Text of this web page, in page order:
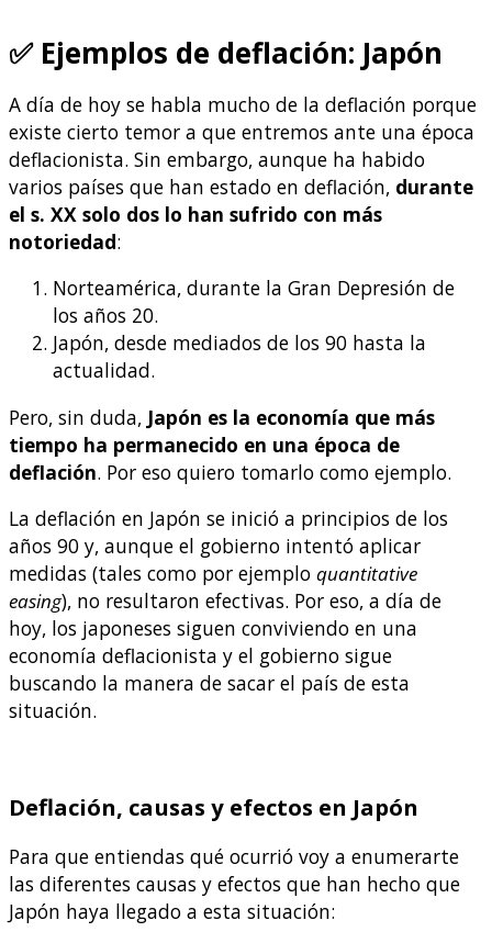
✅ Ejemplos de deflación: Japón
A día de hoy se habla mucho de la deflación porque
existe cierto temor a que entremos ante una época
deflacionista. Sin embargo, aunque ha habido
varios países que han estado en deflación, durante
el s. XX solo dos lo han sufrido con más
notoriedad:
Norteamérica, durante la Gran Depresión de
los años 20.
Japón, desde mediados de los 90 hasta la
actualidad.
Pero, sin duda, Japón es la economía que más
tiempo ha permanecido en una época de
deflación. Por eso quiero tomarlo como ejemplo.
La deflación en Japón se inició a principios de los
años 90 y, aunque el gobierno intentó aplicar
medidas (tales como por ejemplo quantitative
easing), no resultaron efectivas. Por eso, a día de
hoy, los japoneses siguen conviviendo en una
economía deflacionista y el gobierno sigue
buscando la manera de sacar el país de esta
situación.
Deflación, causas y efectos en Japón
Para que entiendas qué ocurrió voy a enumerarte
las diferentes causas y efectos que han hecho que
Japón haya llegado a esta situación: